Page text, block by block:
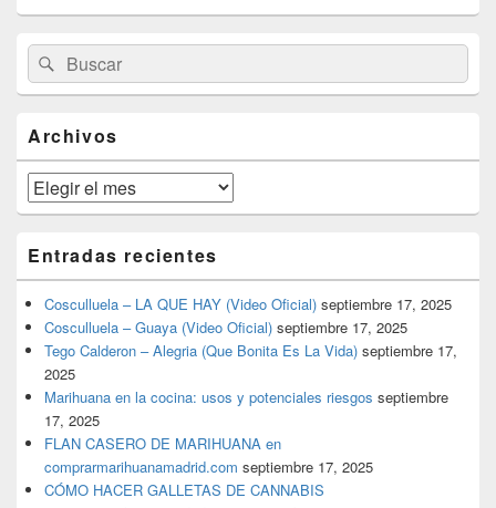
área
de
widget
lateral
primaria
Buscar
por:
Buscar
Archivos
Archivos
Entradas recientes
Cosculluela – LA QUE HAY (Video Oficial) septiembre 17, 2025
Cosculluela – Guaya (Video Oficial) septiembre 17, 2025
Tego Calderon – Alegria (Que Bonita Es La Vida) septiembre 17,
2025
Marihuana en la cocina: usos y potenciales riesgos septiembre
17, 2025
FLAN CASERO DE MARIHUANA en
comprarmarihuanamadrid.com septiembre 17, 2025
CÓMO HACER GALLETAS DE CANNABIS